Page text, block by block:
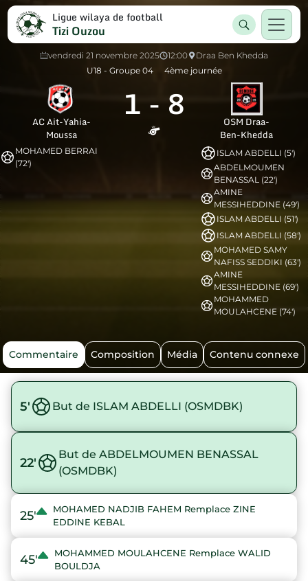
Ligue wilaya de football
Tizi Ouzou
vendredi 21 novembre 2025 12:00
Draa Ben Khedda
U18 - Groupe 04
4ème journée
AC Ait-Yahia-
Moussa
1 - 8
OSM Draa-
Ben-Khedda
MOHAMED BERRAI
(72')
ISLAM ABDELLI (5')
ABDELMOUMEN
BENASSAL (22')
AMINE
MESSIHEDDINE (49')
ISLAM ABDELLI (51')
ISLAM ABDELLI (58')
MOHAMED SAMY
NAFISS SEDDIKI (63')
AMINE
MESSIHEDDINE (69')
MOHAMMED
MOULAHCENE (74')
Commentaire Composition Média Contenu connexe
5' But de ISLAM ABDELLI (OSMDBK)
22'
But de ABDELMOUMEN BENASSAL
(OSMDBK)
25'
MOHAMED NADJIB FAHEM Remplace ZINE
EDDINE KEBAL
45'
MOHAMMED MOULAHCENE Remplace WALID
BOULDJA